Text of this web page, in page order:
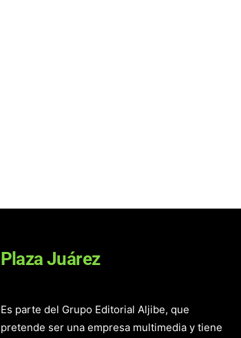
Plaza Juárez
Es parte del Grupo Editorial Aljibe, que
pretende ser una empresa multimedia y tiene